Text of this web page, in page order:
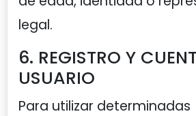
legal.
6. REGISTRO Y
USUARIO
Para utilizar determinadas